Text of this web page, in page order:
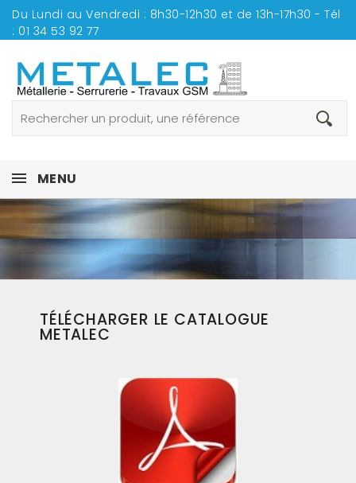
Du Lundi au Vendredi : 8h30-12h30 et de 13h-17h30 - Tél
: 01 34 53 92 77
MENU
TÉLÉCHARGER LE CATALOGUE
METALEC